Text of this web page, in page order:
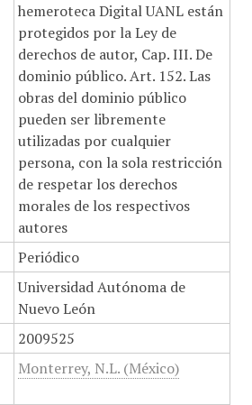
hemeroteca Digital UANL están
protegidos por la Ley de
derechos de autor, Cap. III. De
dominio público. Art. 152. Las
obras del dominio público
pueden ser libremente
utilizadas por cualquier
persona, con la sola restricción
de respetar los derechos
morales de los respectivos
autores
Periódico
Universidad Autónoma de
Nuevo León
2009525
Monterrey, N.L. (México)